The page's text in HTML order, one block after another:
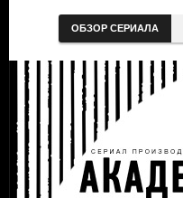
ОБЗОР СЕРИАЛА